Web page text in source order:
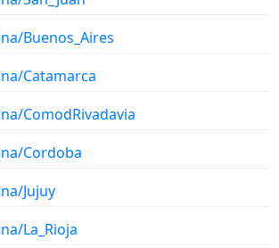
Buenos_Aires
Catamarca
ComodRivadavia
Cordoba
Jujuy
La_Rioja